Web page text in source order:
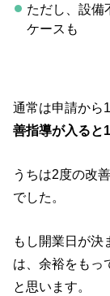
ただし、設備
ケースも
通常は申請から
善指導が入ると
うちは2度の改
でした。
もし開業日が決
は、余裕をもっ
と思います。